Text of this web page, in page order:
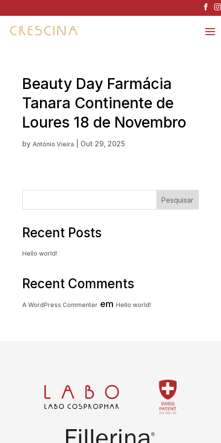
Beauty Day Farmácia
Tanara Continente de
Loures 18 de Novembro
by António Vieira Out 29, 2025
Pesquisar
Recent Posts
Hello world!
Recent Comments
A WordPress Commenterem Hello world!